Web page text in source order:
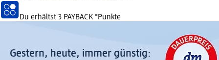
Du erhältst 3 PAYBACK °Punkte
Gestern, heute, immer günstig: